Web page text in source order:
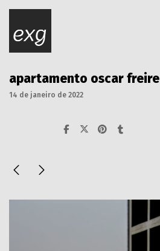
apartamento oscar freire
14 de janeiro de 2022